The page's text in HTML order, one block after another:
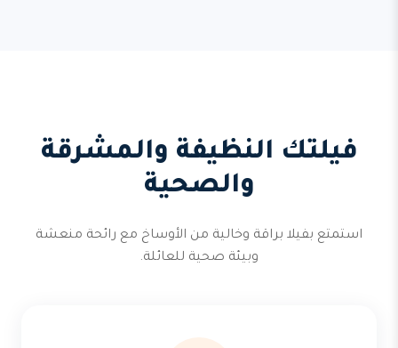
فيلتك النظيفة والمشرقة
والصحية
استمتع بفيلا براقة وخالية من الأوساخ مع رائحة منعشة
وبيئة صحية للعائلة.